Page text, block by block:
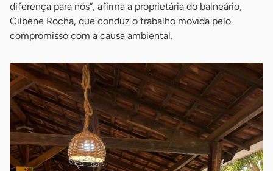
diferença para nós”, afirma a proprietária do balneário,
Cilbene Rocha, que conduz o trabalho movida pelo
compromisso com a causa ambiental.